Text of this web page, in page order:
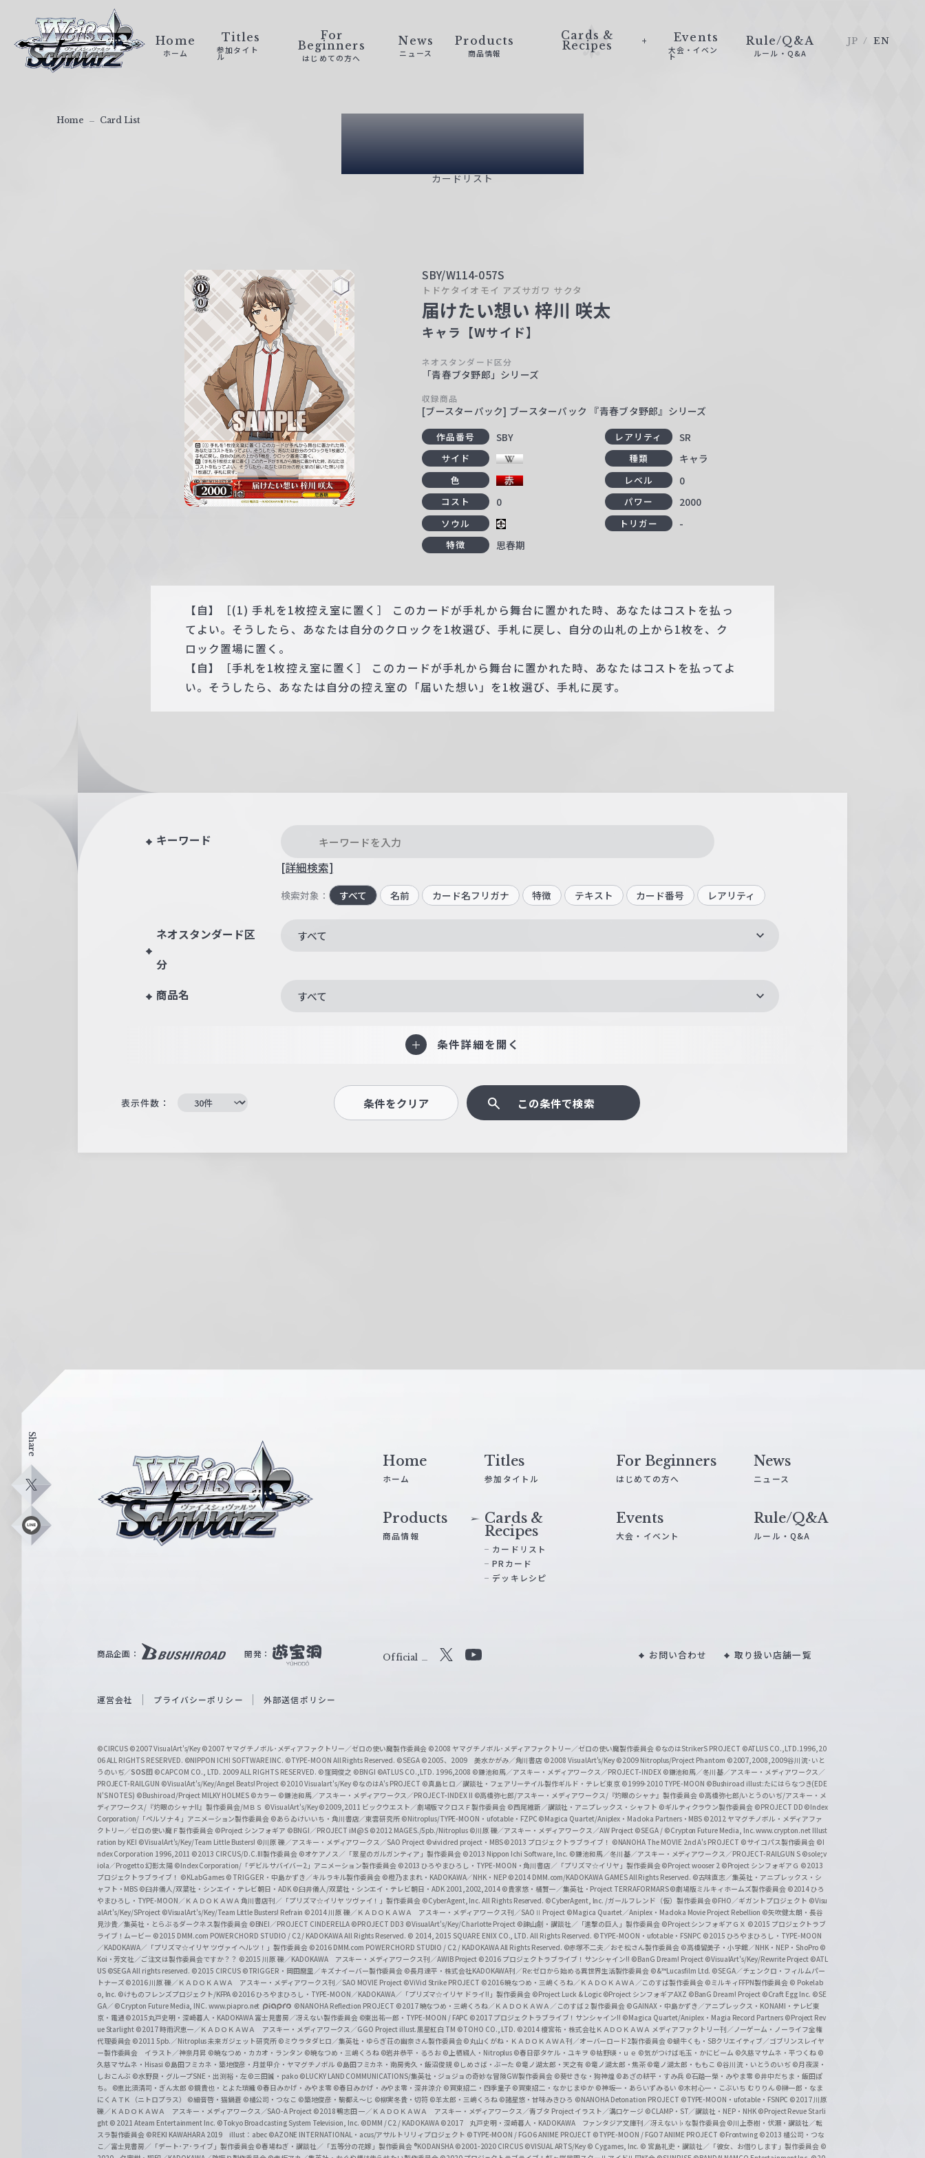
ァ
Home
ホーム
Titles
参加タイト
ル
For
Beginners
はじめての方へ
News
ニュース
Products
商品情報
Cards &
Recipes
Events
大会・イベン
ト
Rule/Q&A
ルール・Q&A
JP EN
Card List
カードリスト
Home Card List
SBY/W114-057S
トドケタイオモイ アズサガワ サクタ
届けたい想い 梓川 咲太
キャラ【Wサイド】
ネオスタンダード区分
「青春ブタ野郎」シリーズ
収録商品
[ブースターパック] ブースターパック 『青春ブタ野郎』シリーズ
作品番号 SBY レアリティ SR
サイド 種類 キャラ
色 レベル 0
コスト 0 パワー 2000
ソウル トリガー -
特徴 思春期
【自】［(1) 手札を1枚控え室に置く］ このカードが手札から舞台に置かれた時、あなたはコストを払っ
てよい。そうしたら、あなたは自分のクロックを1枚選び、手札に戻し、自分の山札の上から1枚を、ク
ロック置場に置く。
【自】［手札を1枚控え室に置く］ このカードが手札から舞台に置かれた時、あなたはコストを払ってよ
い。そうしたら、あなたは自分の控え室の「届いた想い」を1枚選び、手札に戻す。
キーワード
[詳細検索]
検索対象： すべて 名前 カード名フリガナ 特徴 テキスト カード番号 レアリティ
ネオスタンダード区
分
すべて
商品名 すべて
条件詳細を開く
表示件数： 条件をクリア この条件で検索
Share
X
L
ス
W
i
c
h
w
a
r
z
Home
ホーム
Titles
参加タイトル
For Beginners
はじめての方へ
News
ニュース
Products
商品情報
Cards &
Recipes
カードリスト
PRカード
デッキレシピ
Events
大会・イベント
Rule/Q&A
ルール・Q&A
商品企画： 開発： Official
b
e
O
f
f
i
c
i
a
l
C
h
a
n
n
e
l
お問い合わせ 取り扱い店舗一覧
運営会社 プライバシーポリシー 外部送信ポリシー
©CIRCUS ©2007 VisualArt's/Key ©2007 ヤマグチノボル･メディアファクトリー／ゼロの使い魔製作委員会 ©2008 ヤマグチノボル･メディアファクトリー／ゼロの使い魔製作委員会 ©なのはStrikerS PROJECT ©ATLUS CO.,LTD.1996,20
06 ALL RIGHTS RESERVED. ©NIPPON ICHI SOFTWARE INC. ©TYPE-MOON All Rights Reserved. ©SEGA ©2005、2009 美水かがみ／角川書店 ©2008 VisualArt's/Key ©2009 Nitroplus/Project Phantom ©2007,2008,2009谷川流･いと
うのいぢ／SOS団 ©CAPCOM CO., LTD. 2009 ALL RIGHTS RESERVED. ©窪岡俊之 ©BNGI ©ATLUS CO.,LTD. 1996,2008 ©鎌池和馬／アスキー・メディアワークス／PROJECT-INDEX ©鎌池和馬／冬川基／アスキー・メディアワークス／
PROJECT-RAILGUN ©VisualArt's/Key/Angel Beats! Project ©2010 Visualart's/Key ©なのはA's PROJECT ©真島ヒロ／講談社・フェアリーテイル製作ギルド・テレビ東京 ©1999-2010 TYPE-MOON ©Bushiroad illust:たにはらなつき(EDE
N'S NOTES) ©Bushiroad/Project MILKY HOLMES ©カラー ©鎌池和馬／アスキー・メディアワークス／PROJECT-INDEX II ©高橋弥七郎/アスキー・メディアワークス/『灼眼のシャナ』製作委員会 ©高橋弥七郎/いとうのいぢ/アスキー・メ
ディアワークス/『灼眼のシャナII』製作委員会/ＭＢＳ ©VisualArt's/Key©2009,2011 ビックウエスト／劇場版マクロスＦ製作委員会 ©西尾維新／講談社・アニプレックス・シャフト ©ギルティクラウン製作委員会 ©PROJECT DD ©Index
Corporation/「ペルソナ４」アニメーション製作委員会 ©あらゐけいいち・角川書店／東雲研究所 ©Nitroplus/TYPE-MOON・ufotable・FZPC ©Magica Quartet/Aniplex・Madoka Partners・MBS ©2012 ヤマグチノボル・メディアファ
クトリー／ゼロの使い魔Ｆ製作委員会 ©Project シンフォギア ©BNGI／PROJECT iM@S ©2012 MAGES./5pb./Nitroplus ©川原 礫／アスキー・メディアワークス／AW Project ©SEGA / ©Crypton Future Media, Inc. www.crypton.net Illust
ration by KEI ©VisualArt's/Key/Team Little Busters! ©川原 礫／アスキー・メディアワークス／SAO Project ©vividred project・MBS ©2013 プロジェクトラブライブ！ ©NANOHA The MOVIE 2nd A's PROJECT ©サイコパス製作委員会 ©I
ndex Corporation 1996,2011 ©2013 CIRCUS/D.C.III製作委員会 ©オケアノス／「翠星のガルガンティア」製作委員会 ©2013 Nippon Ichi Software, Inc. ©鎌池和馬／冬川基／アスキー・メディアワークス／PROJECT-RAILGUN S ©sole;v
iola／Progetto 幻影太陽 ©Index Corporation/「デビルサバイバー2」アニメーション製作委員会 ©2013 ひろやまひろし・TYPE-MOON・角川書店／「プリズマ☆イリヤ」製作委員会©Project wooser 2 ©Project シンフォギアＧ ©2013
プロジェクトラブライブ！ ©KLabGames © TRIGGER・中島かずき／キルラキル製作委員会 ©橙乃ままれ・KADOKAWA／NHK・NEP ©2014 DMM.com/KADOKAWA GAMES All Rights Reserved. ©古味直志／集英社・アニプレックス・シ
ャフト・MBS ©臼井儀人/双葉社・シンエイ・テレビ朝日・ADK ©臼井儀人/双葉社・シンエイ・テレビ朝日・ADK 2001,2002,2014 ©貴家悠・橘賢一／集英社・Project TERRAFORMARS©劇場版ミルキィホームズ製作委員会 ©2014 ひろ
やまひろし・TYPE-MOON／ＫＡＤＯＫＡＷＡ 角川書店刊／「プリズマ☆イリヤ ツヴァイ！」製作委員会 ©CyberAgent, Inc. All Rights Reserved. ©CyberAgent, Inc. /ガールフレンド（仮）製作委員会©FHO／ギガントプロジェクト ©Visu
alArt's/Key/SProject ©VisualArt's/Key/Team Little Busters! Refrain ©2014 川原 礫／ＫＡＤＯＫＡＷＡ アスキー・メディアワークス刊／SAOⅡ Project ©Magica Quartet／Aniplex・Madoka Movie Project Rebellion ©矢吹健太朗・長谷
見沙貴／集英社・とらぶるダークネス製作委員会 ©BNEI／PROJECT CINDERELLA ©PROJECT DD3 ©VisualArt's/Key/Charlotte Project ©諫山創・講談社／「進撃の巨人」製作委員会 ©Project シンフォギアＧＸ ©2015 プロジェクトラブ
ライブ！ムービー ©2015 DMM.com POWERCHORD STUDIO / C2 / KADOKAWA All Rights Reserved. © 2014, 2015 SQUARE ENIX CO., LTD. All Rights Reserved. ©TYPE-MOON・ufotable・FSNPC ©2015 ひろやまひろし・TYPE-MOON
／KADOKAWA／「プリズマ☆イリヤ ツヴァイ ヘルツ！」製作委員会 ©2016 DMM.com POWERCHORD STUDIO / C2 / KADOKAWA All Rights Reserved. ©赤塚不二夫／おそ松さん製作委員会 ©高橋留美子・小学館／NHK・NEP・ShoPro ©
Koi・芳文社／ご注文は製作委員会ですか？？ ©2015 川原 礫／KADOKAWA アスキー・メディアワークス刊／AWIB Project ©2016 プロジェクトラブライブ！サンシャイン!! ©BanG Dream! Project ©VisualArt's/Key/Rewrite Project ©ATL
US ©SEGA All rights reserved. ©2015 CIRCUS ©TRIGGER・岡田麿里／キズナイーバー製作委員会 ©長月達平・株式会社KADOKAWA刊／Re:ゼロから始める異世界生活製作委員会 ©&™Lucasfilm Ltd. ©SEGA／チェンクロ・フィルムパー
トナーズ©2016 川原 礫／ＫＡＤＯＫＡＷＡ アスキー・メディアワークス刊／SAO MOVIE Project ©ViVid Strike PROJECT ©2016 暁なつめ・三嶋くろね／ＫＡＤＯＫＡＷＡ／このすば製作委員会 ©ミルキィFFPN製作委員会 © Pokelab
o, Inc. ©けものフレンズプロジェクト/KFPA ©2016 ひろやまひろし・TYPE-MOON／KADOKAWA／「プリズマ☆イリヤ ドライ!!」製作委員会 ©Project Luck & Logic ©Project シンフォギアAXZ ©BanG Dream! Project ©Craft Egg Inc. ©SE
GA／ ©Crypton Future Media, INC. www.piapro.net
©NANOHA Reflection PROJECT ©2017 暁なつめ・三嶋くろね／ＫＡＤＯＫＡＷＡ／このすば２製作委員会 ©GAINAX・中島かずき／アニプレックス・KONAMI・テレビ東
京・電通 ©2015丸戸史明・深崎暮人・KADOKAWA 富士見書房／冴えない製作委員会 ©東出祐一郎・TYPE-MOON / FAPC ©2017 プロジェクトラブライブ！サンシャイン!! ©Magica Quartet/Aniplex・Magia Record Partners ©Project Rev
ue Starlight ©2017 時雨沢恵一／ＫＡＤＯＫＡＷＡ アスキー・メディアワークス／GGO Project illust.黒星紅白 TM ©TOHO CO., LTD. ©2014 榎宮祐・株式会社ＫＡＤＯＫＡＷＡ メディアファクトリー刊／ノーゲーム・ノーライフ全権
代理委員会 ©2011 5pb.／Nitroplus 未来ガジェット研究所 ©ミウラタダヒロ／集英社・ゆらぎ荘の幽奈さん製作委員会©丸山くがね・ＫＡＤＯＫＡＷＡ刊／オーバーロード2製作委員会 ©蝸牛くも・SBクリエイティブ／ゴブリンスレイヤ
ー製作委員会 イラスト／神奈月昇 ©暁なつめ・カカオ・ランタン ©暁なつめ・三嶋くろね ©岩井恭平・るろお ©上栖綴人・Nitroplus ©春日部タケル・ユキヲ ©枯野瑛・ｕｅ ©気がつけば毛玉・かにビーム ©久慈マサムネ・平つくね ©
久慈マサムネ・Hisasi ©島田フミカネ・築地俊彦・月並甲介・ヤマグチノボル ©島田フミカネ・南房秀久・飯沼俊規 ©しめさば・ぶーた ©竜ノ湖太郎・天之有 ©竜ノ湖太郎・焦茶 ©竜ノ湖太郎・ももこ ©谷川流・いとうのいぢ ©月夜涙・
しおこんぶ ©水野良・グループSNE・出渕裕・左 ©三田誠・pako ©LUCKY LAND COMMUNICATIONS/集英社・ジョジョの奇妙な冒険GW製作委員会 ©葵せきな・狗神煌 ©あざの耕平・すみ兵 ©石踏一榮・みやま零 ©井中だちま・飯田ぽ
ち。
©恵比須清司・ぎん太郎 ©鏡貴也・とよた瑣織 ©春日みかげ・みやま零 ©春日みかげ・みやま零・深井涼介 ©賀東招二・四季童子 ©賀東招二・なかじまゆか ©神坂一・あらいずみるい ©木村心一・こぶいち むりりん ©榊一郎・なま
にくＡＴＫ（ニトロプラス） ©細音啓・猫鍋蒼 ©橘公司・つなこ ©築地俊彦・駒都え～じ ©柳実冬貴・切符 ©羊太郎・三嶋くろね ©諸星悠・甘味みきひろ ©NANOHA Detonation PROJECT ©TYPE-MOON・ufotable・FSNPC ©2017 川原
礫／ＫＡＤＯＫＡＷＡ アスキー・メディアワークス／SAO-A Project ©2018 鴨志田 一／ＫＡＤＯＫＡＷＡ アスキー・メディアワークス／青ブタ Project イラスト／溝口ケージ ©CLAMP・ST／講談社・NEP・NHK ©Project Revue Starli
ght © 2021 Ateam Entertainment Inc. ©Tokyo Broadcasting System Television, Inc. ©DMM / C2 / KADOKAWA ©2017 丸戸史明・深崎暮人・KADOKAWA ファンタジア文庫刊／冴えない♭な製作委員会©川上泰樹・伏瀬・講談社／転
スラ製作委員会 ©REKI KAWAHARA 2019 illust：abec ©AZONE INTERNATIONAL・acus/アサルトリリィプロジェクト ©TYPE-MOON / FGO6 ANIME PROJECT ©TYPE-MOON / FGO7 ANIME PROJECT ©Frontwing ©2013 橘公司・つな
こ／富士見書房／「デート･ア･ライブ」製作委員会©春場ねぎ・講談社／「五等分の花嫁」製作委員会 ®KODANSHA ©2001-2020 CIRCUS ©VISUAL ARTS/Key © Cygames, Inc. © 宮島礼吏・講談社／「彼女、お借りします」製作委員会 ©